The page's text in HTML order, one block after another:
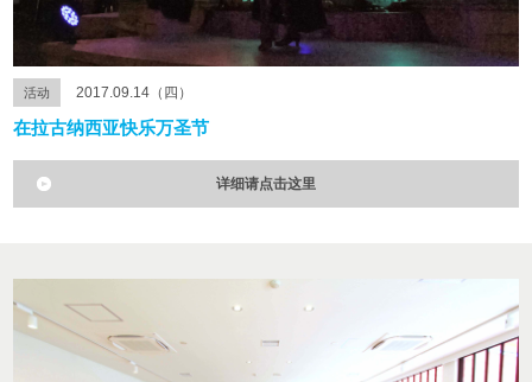
活动 2017.09.14（四）
在拉古纳西亚快乐万圣节
详细请点击这里